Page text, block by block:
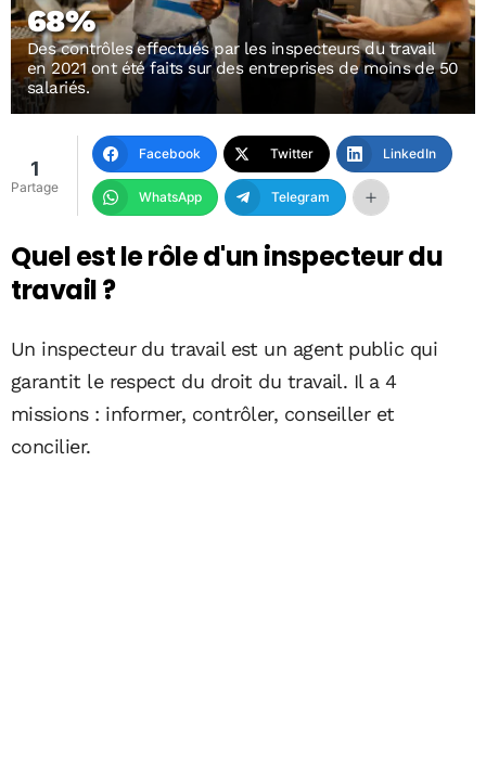
68%
Des contrôles effectués par les inspecteurs du travail
en 2021 ont été faits sur des entreprises de moins de 50
salariés.
1
Partage
Facebook Twitter LinkedIn
WhatsApp Telegram
Quel est le rôle d'un inspecteur du
travail ?
Un inspecteur du travail est un agent public qui
garantit le respect du droit du travail. Il a 4
missions : informer, contrôler, conseiller et
concilier.